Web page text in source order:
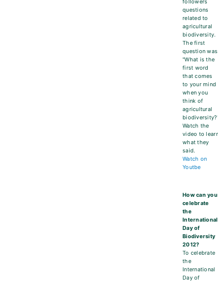
followers
questions
related to
agricultural
biodiversity.
The first
question
"What is the
first word
that comes
to your mind
when you
think of
agricultural
Watch the
video to
what they
said.
Watch on
Youtbe
How can you
celebrate
the
International
Day of
Biodiversity
2012?
To celebrate
the
International
Day of